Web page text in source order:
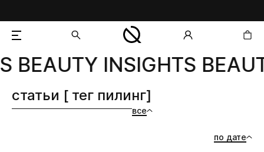
добавлен в корзину
BEAUTY INSIGHTS
все
статьи [ тег пилинг]
по дате